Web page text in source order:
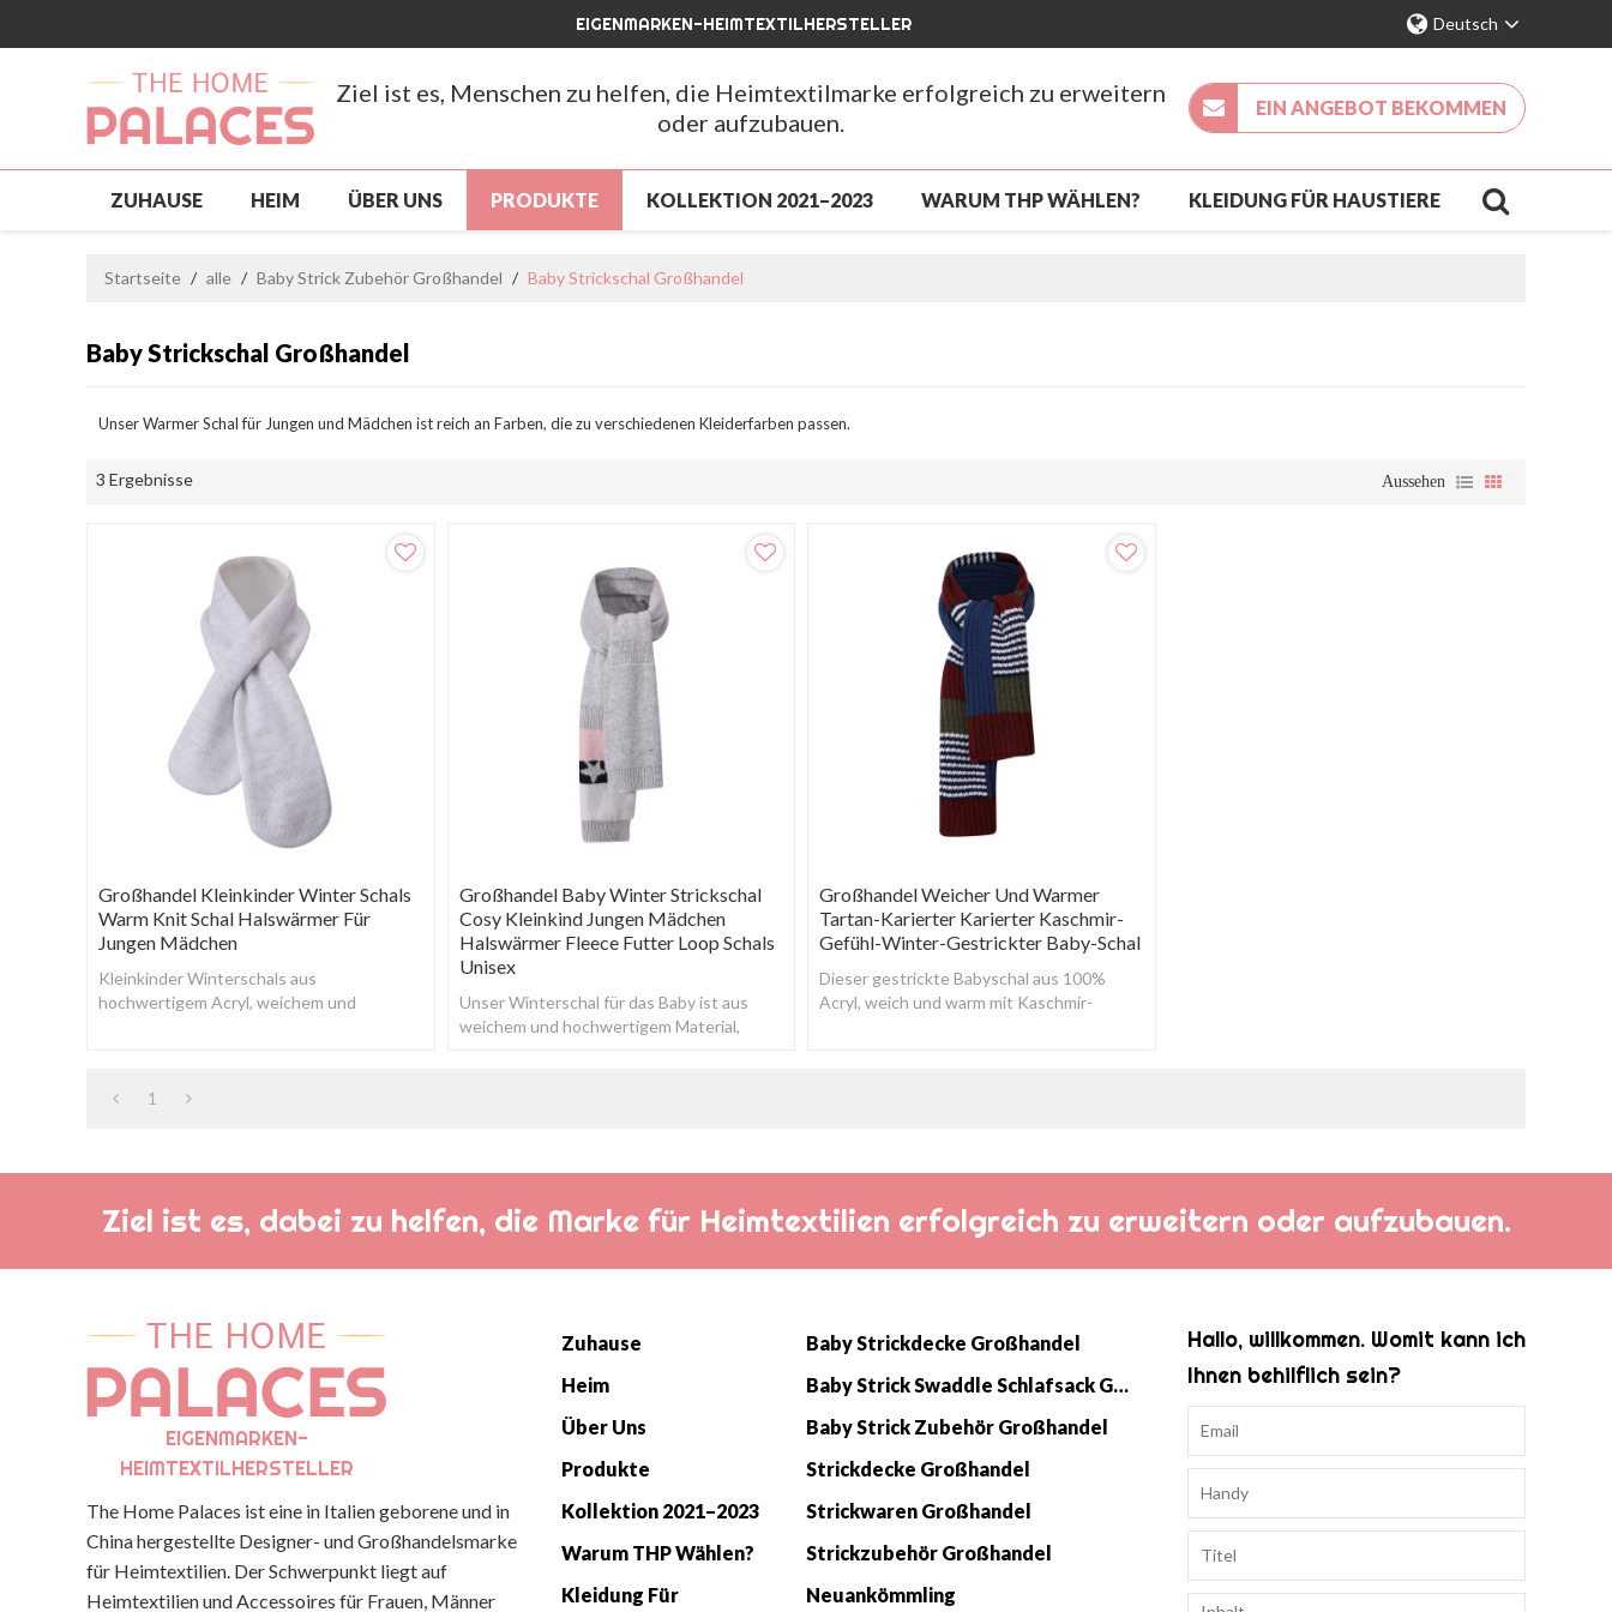
EIGENMARKEN-HEIMTEXTILHERSTELLER Deutsch
Ziel ist es, Menschen zu helfen, die Heimtextilmarke erfolgreich zu erweitern
oder aufzubauen.
EIN ANGEBOT BEKOMMEN
ZUHAUSE HEIM ÜBER UNS PRODUKTE KOLLEKTION 2021–2023 WARUM THP WÄHLEN? KLEIDUNG FÜR HAUSTIERE
Startseite / alle / Baby Strick Zubehör Großhandel / Baby Strickschal Großhandel
Baby Strickschal Großhandel
Unser Warmer Schal für Jungen und Mädchen ist reich an Farben, die zu verschiedenen Kleiderfarben passen.
3 Ergebnisse Aussehen
Großhandel Kleinkinder Winter Schals
Warm Knit Schal Halswärmer Für
Jungen Mädchen
Kleinkinder Winterschals aus
hochwertigem Acryl, weichem und
Großhandel Baby Winter Strickschal
Cosy Kleinkind Jungen Mädchen
Halswärmer Fleece Futter Loop Schals
Unisex
Unser Winterschal für das Baby ist aus
weichem und hochwertigem Material,
Großhandel Weicher Und Warmer
Tartan-Karierter Karierter Kaschmir-
Gefühl-Winter-Gestrickter Baby-Schal
Dieser gestrickte Babyschal aus 100%
Acryl, weich und warm mit Kaschmir-
1
Ziel ist es, dabei zu helfen, die Marke für Heimtextilien erfolgreich zu erweitern oder aufzubauen.
EIGENMARKEN-
HEIMTEXTILHERSTELLER
The Home Palaces ist eine in Italien geborene und in
China hergestellte Designer- und Großhandelsmarke
für Heimtextilien. Der Schwerpunkt liegt auf
Heimtextilien und Accessoires für Frauen, Männer
Zuhause
Heim
Über Uns
Produkte
Kollektion 2021–2023
Warum THP Wählen?
Kleidung Für
Baby Strickdecke Großhandel
Baby Strick Swaddle Schlafsack Großhandel
Baby Strick Zubehör Großhandel
Strickdecke Großhandel
Strickwaren Großhandel
Strickzubehör Großhandel
Neuankömmling
Hallo, willkommen. Womit kann ich
Ihnen behilflich sein?